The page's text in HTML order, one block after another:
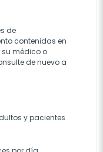
de
contenidas en
médico o
de nuevo a
y pacientes